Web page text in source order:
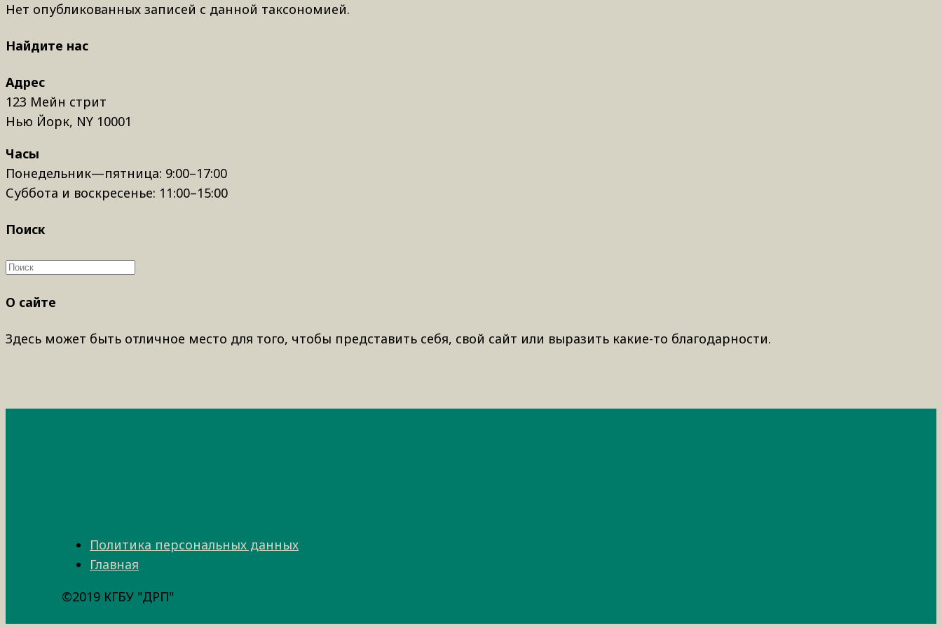
Нет опубликованных записей с данной таксономией.
Найдите нас
Адрес
123 Мейн стрит
Нью Йорк, NY 10001
Часы
Понедельник—пятница: 9:00–17:00
Суббота и воскресенье: 11:00–15:00
Поиск
О сайте
Здесь может быть отличное место для того, чтобы представить себя, свой сайт или выразить какие-то благодарности.
Политика персональных данных
Главная
©2019 КГБУ "ДРП"